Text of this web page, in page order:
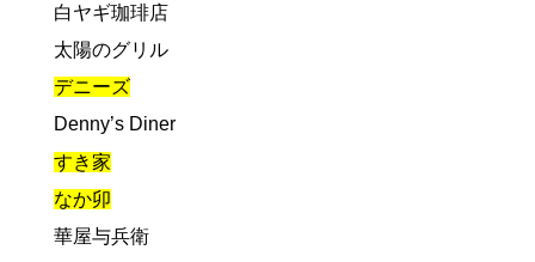
白ヤギ珈琲店
太陽のグリル
デニーズ
Denny’s Diner
すき家
なか卯
華屋与兵衛